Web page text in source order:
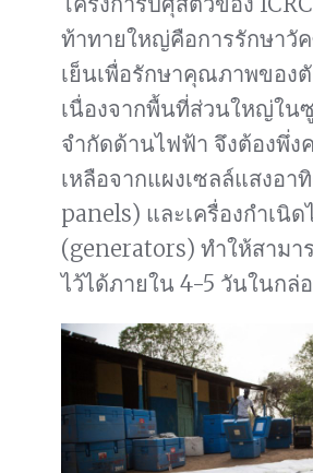
ท้าทายใหญ่คือการรักษาวั
เย็นเพื่อรักษาคุณภาพของ
เนื่องจากพื้นที่ส่วนใหญ่ใน
จำกัดด้านไฟฟ้า จึงต้องพึ่ง
เหลือจากแผงเซลล์แสงอา
panels) และเครื่องกำเนิด
(generators) ทำให้สามา
ไว้ได้ภายใน 4-5 วันในกล่